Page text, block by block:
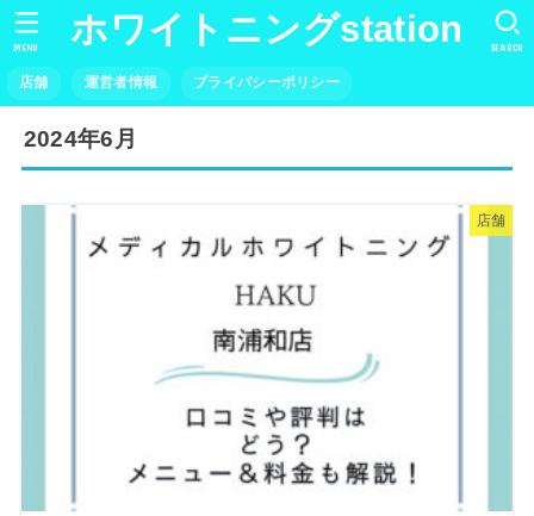
ホワイトニングstation
店舗 運営者情報 プライバシーポリシー
SEARCH
MENU
2024年6月
店舗